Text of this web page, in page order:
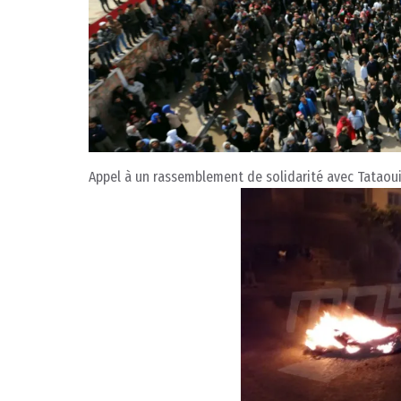
Appel à un rassemblement de solidarité avec